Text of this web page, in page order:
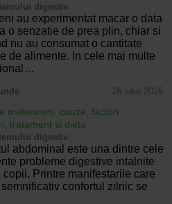
digestiv
au experimentat macar o data
o senzatie de prea plin, chiar si
nu au consumat o cantitate
de alimente. In cele mai multe
26 iulie 2026
meteorism: cauze, factori
tratament si dieta
digestiv
abdominal este una dintre cele
probleme digestive intalnite
copii. Printre manifestarile care
confortul zilnic se